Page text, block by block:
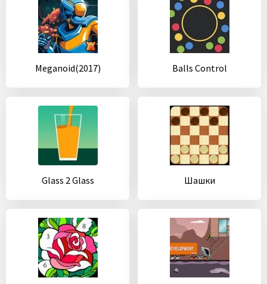
Meganoid(2017) Balls Control
Glass 2 Glass Шашки